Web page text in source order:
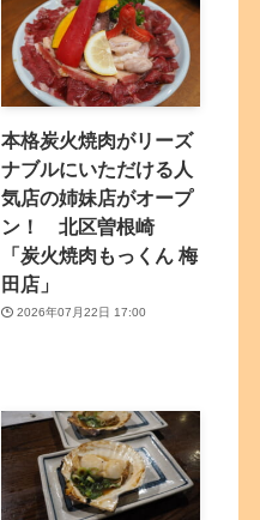
本格炭火焼肉がリーズ
ナブルにいただける人
気店の姉妹店がオープ
ン！ 北区曽根崎
「炭火焼肉もっくん 梅
田店」
2026年07月22日 17:00